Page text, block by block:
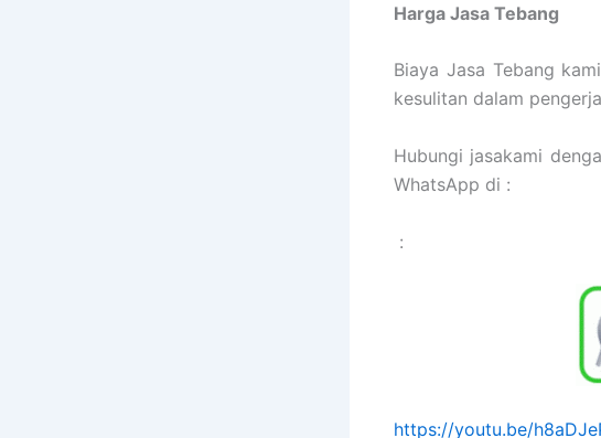
Harga Jasa Tebang
Biaya Jasa Tebang
kesulitan dalam
Hubungi jasakami
WhatsApp di :
:
https://youtu.be/